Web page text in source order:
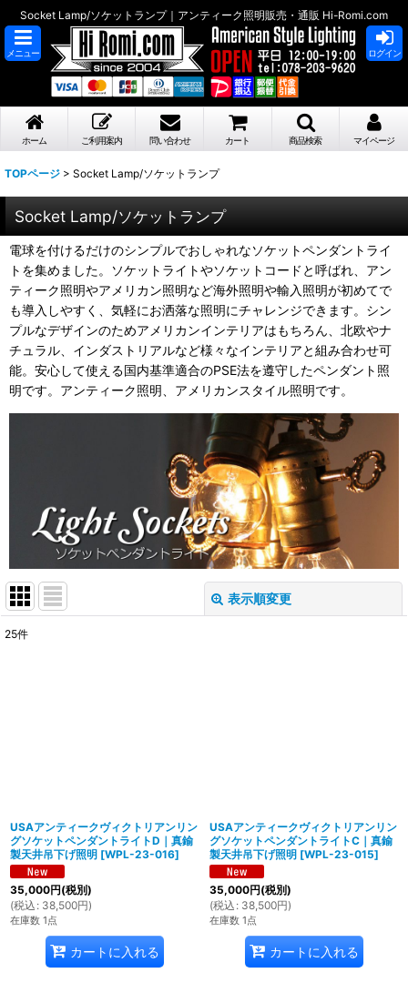
Socket Lamp/ソケットランプ｜アンティーク照明販売・通販 Hi-Romi.com
メニュー ログイン
ホーム ご利用案内 問い合わせ カート 商品検索 マイページ
TOPページ > Socket Lamp/ソケットランプ
Socket Lamp/ソケットランプ
電球を付けるだけのシンプルでおしゃれなソケットペンダントライ
トを集めました。ソケットライトやソケットコードと呼ばれ、アン
ティーク照明やアメリカン照明など海外照明や輸入照明が初めてで
も導入しやすく、気軽にお洒落な照明にチャレンジできます。シン
プルなデザインのためアメリカンインテリアはもちろん、北欧やナ
チュラル、インダストリアルなど様々なインテリアと組み合わせ可
能。安心して使える国内基準適合のPSE法を遵守したペンダント照
明です。アンティーク照明、アメリカンスタイル照明です。
表示順変更
25件
USAアンティークヴィクトリアンリン
グソケットペンダントライトD｜真鍮
製天井吊下げ照明 [WPL-23-016]
35,000円(税別)
(税込 : 38,500円)
在庫数 1点
カートに入れる
USAアンティークヴィクトリアンリン
グソケットペンダントライトC｜真鍮
製天井吊下げ照明 [WPL-23-015]
35,000円(税別)
(税込 : 38,500円)
在庫数 1点
カートに入れる